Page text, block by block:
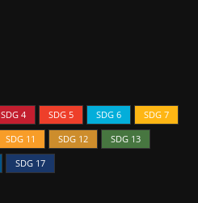
SDG 4 SDG 5 SDG 6
SDG 7
SDG 11 SDG 12
SDG 13
SDG 17